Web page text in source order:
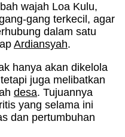
wajah Loa Kulu,
gang terkecil, agar
dalam satu
Ardiansyah.
hanya akan dikelola
juga melibatkan
desa. Tujuannya
yang selama ini
dan pertumbuhan